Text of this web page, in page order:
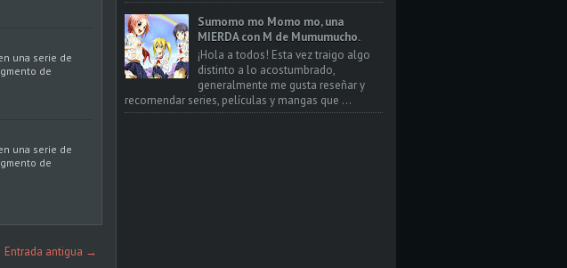
una serie de
de
una serie de
de
Entrada antigua →
Sumomo mo Momo mo, una
MIERDA con M de Mumumucho.
¡Hola a todos! Esta vez traigo algo
distinto a lo acostumbrado,
generalmente me gusta reseñar y
recomendar series, películas y mangas que ...